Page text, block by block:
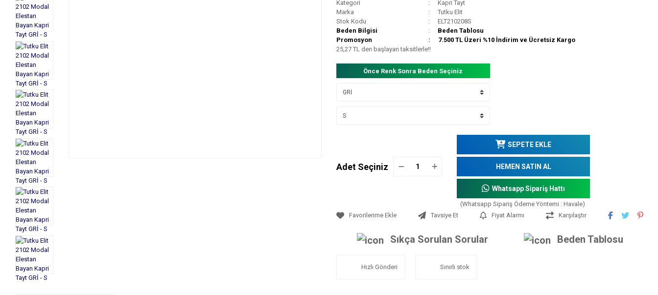
Kategori
Kapri Tayt
Marka
Tutku Elit
Stok Kodu
ELT210208S
Beden Bilgisi
Beden Tablosu
Promosyon
7.500 TL Üzeri %10 İndirim ve Ücretsiz Kargo
25,27 TL den başlayan taksitlerle!!
Önce Renk Sonra Beden Seçiniz
Adet Seçiniz
SEPETE EKLE
HEMEN SATIN AL
Whatsapp Sipariş Hattı
(Whatsapp Sipariş Ödeme Yöntemi : Havale)
Tavsiye Et
Fiyat Alarmı Karşılaştır
Sıkça Sorulan Sorular Beden Tablosu
Hızlı Gönderi Sınırlı stok